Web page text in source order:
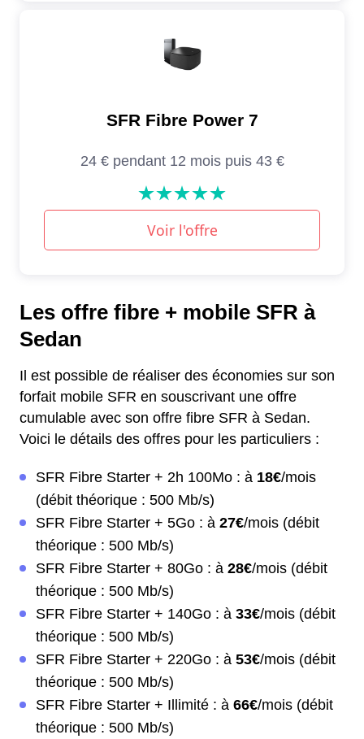
Les offre fibre + mobile SFR à
Sedan
Il est possible de réaliser des économies sur son
forfait mobile SFR en souscrivant une offre
cumulable avec son offre fibre SFR à Sedan.
Voici le détails des offres pour les particuliers :
SFR Fibre Starter + 2h 100Mo : à 18€/mois
(débit théorique : 500 Mb/s)
SFR Fibre Starter + 5Go : à 27€/mois (débit
théorique : 500 Mb/s)
SFR Fibre Starter + 80Go : à 28€/mois (débit
théorique : 500 Mb/s)
SFR Fibre Starter + 140Go : à 33€/mois (débit
théorique : 500 Mb/s)
SFR Fibre Starter + 220Go : à 53€/mois (débit
théorique : 500 Mb/s)
SFR Fibre Starter + Illimité : à 66€/mois (débit
théorique : 500 Mb/s)